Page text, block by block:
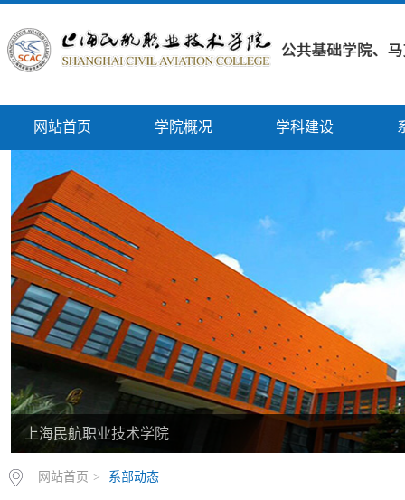
网站首页 学院概况 学科建设
上海民航职业技术学院
网站首页 > 系部动态